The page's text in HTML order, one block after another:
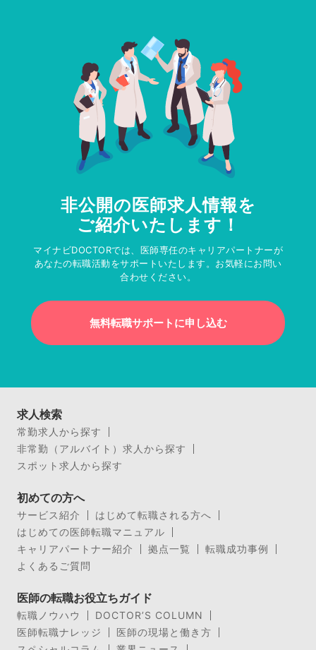
非公開の医師求人情報を
ご紹介いたします！
マイナビDOCTORでは、医師専任のキャリアパートナーが
あなたの転職活動をサポートいたします。お気軽にお問い
合わせください。
無料転職サポートに申し込む
求人検索
常勤求人から探す
非常勤（アルバイト）求人から探す
スポット求人から探す
初めての方へ
サービス紹介
はじめて転職される方へ
はじめての医師転職マニュアル
キャリアパートナー紹介
拠点一覧
転職成功事例
よくあるご質問
医師の転職お役立ちガイド
転職ノウハウ
DOCTOR’S COLUMN
医師転職ナレッジ
医師の現場と働き方